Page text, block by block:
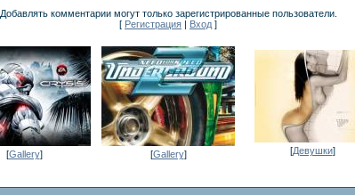
Добавлять комментарии могут только зарегистрированные пользователи.
[ Регистрация | Вход ]
[Gallery] [Gallery] [Девушки]